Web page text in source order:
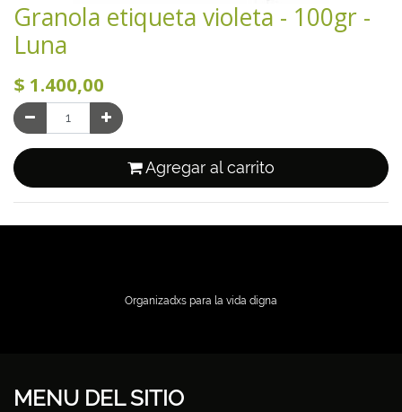
Granola etiqueta violeta - 100gr -
Luna
$ 1.400,00
Agregar al carrito
Organizadxs para la vida digna
MENU DEL SITIO